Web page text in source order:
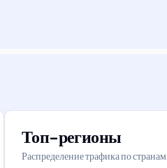
Топ-регионы
Распределение трафика по странам